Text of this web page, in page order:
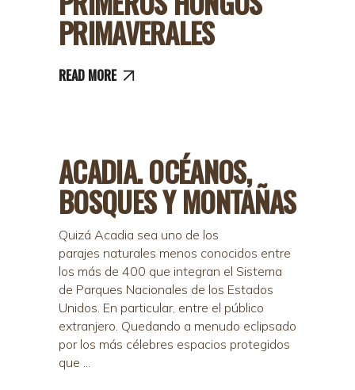
PRIMAVERALES
READ MORE
ACADIA. OCÉANOS,
BOSQUES Y MONTAÑAS
Quizá Acadia sea uno de los
parajes naturales menos conocidos entre
los más de 400 que integran el Sistema
de Parques Nacionales de los Estados
Unidos. En particular, entre el público
extranjero. Quedando a menudo eclipsado
por los más célebres espacios protegidos
que